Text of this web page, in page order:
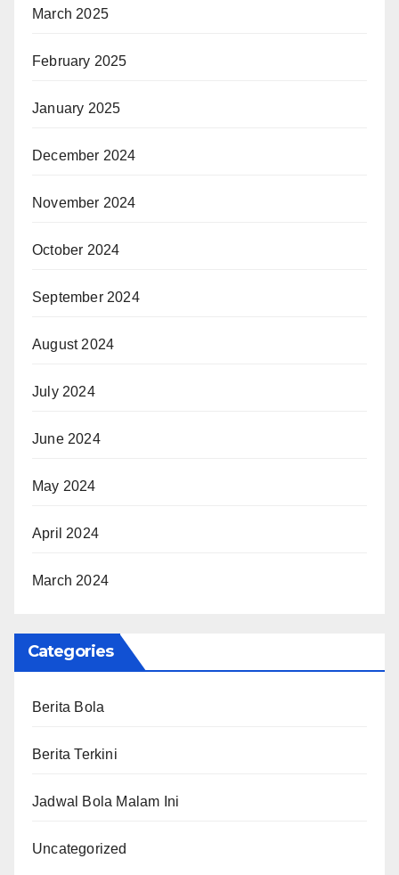
March 2025
February 2025
January 2025
December 2024
November 2024
October 2024
September 2024
August 2024
July 2024
June 2024
May 2024
April 2024
March 2024
Categories
Berita Bola
Berita Terkini
Jadwal Bola Malam Ini
Uncategorized